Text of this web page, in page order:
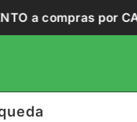
a compras por